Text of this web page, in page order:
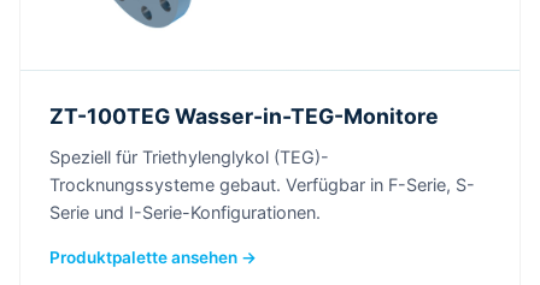
ZT-100TEG Wasser-in-TEG-Monitore
Speziell für Triethylenglykol (TEG)-
Trocknungssysteme gebaut. Verfügbar in F-Serie, S-
Serie und I-Serie-Konfigurationen.
Produktpalette ansehen →